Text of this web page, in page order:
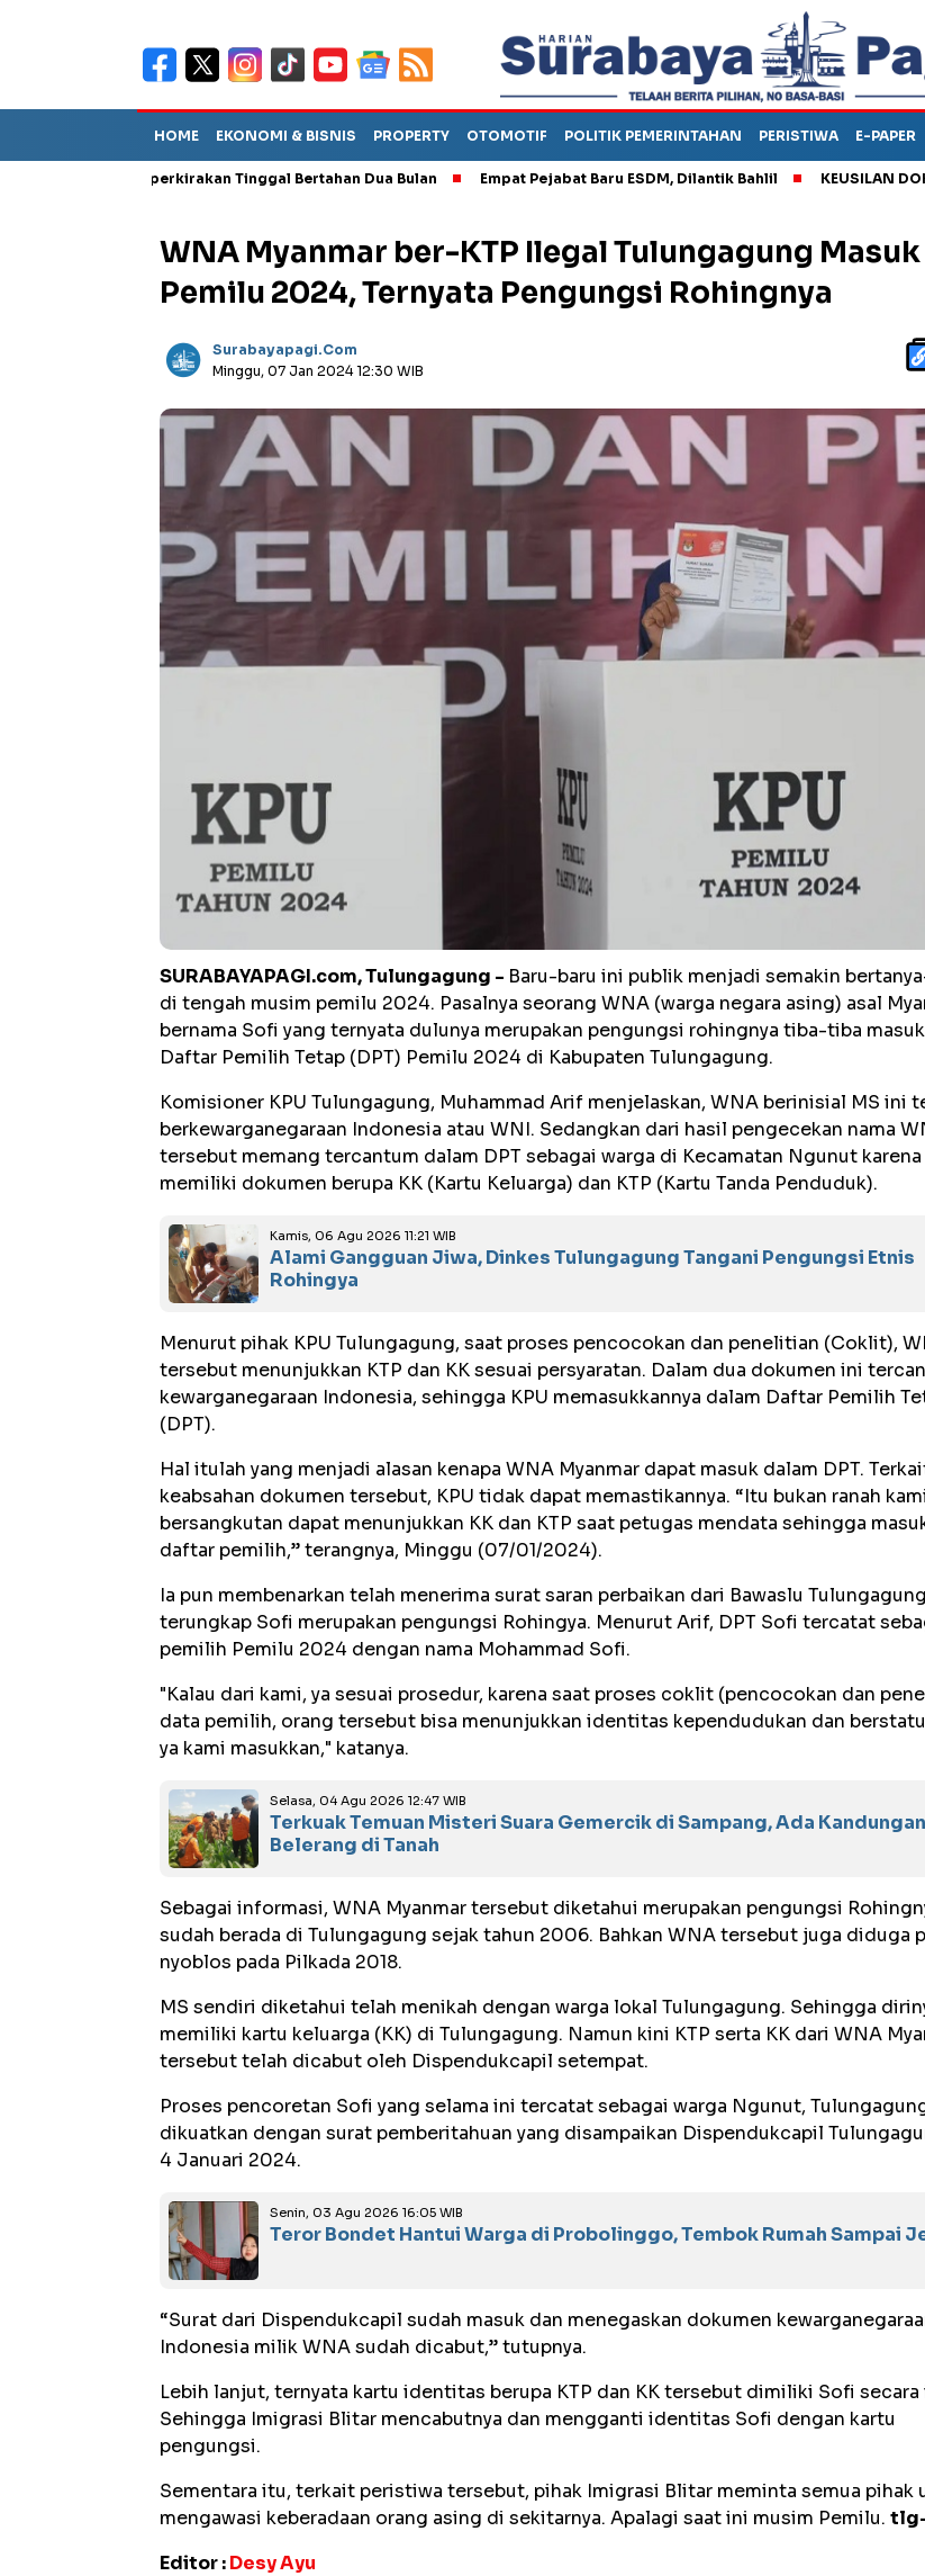
HOME EKONOMI & BISNIS PROPERTY OTOMOTIF POLITIK PEMERINTAHAN PERISTIWA E-PAPER
TPA Diperkirakan Tinggal Bertahan Dua Bulan Empat Pejabat Baru ESDM, Dilantik Bahlil KEUSILAN DOKTER
WNA Myanmar ber-KTP Ilegal Tulungagung Masuk
Pemilu 2024, Ternyata Pengungsi Rohingnya
Surabayapagi.com
Minggu, 07 Jan 2024 12:30 WIB
SURABAYAPAGI.com, Tulungagung - Baru-baru ini publik menjadi semakin
di tengah musim pemilu 2024. Pasalnya seorang WNA (warga negara asing) asal
bernama Sofi yang ternyata dulunya merupakan pengungsi rohingnya tiba-tiba
Daftar Pemilih Tetap (DPT) Pemilu 2024 di Kabupaten Tulungagung.
Komisioner KPU Tulungagung, Muhammad Arif menjelaskan, WNA berinisial MS ini
berkewarganegaraan Indonesia atau WNI. Sedangkan dari hasil pengecekan nama
tersebut memang tercantum dalam DPT sebagai warga di Kecamatan Ngunut karena
memiliki dokumen berupa KK (Kartu Keluarga) dan KTP (Kartu Tanda Penduduk).
Kamis, 06 Agu 2026 11:21 WIB
Alami Gangguan Jiwa, Dinkes Tulungagung Tangani Pengungsi Etnis
Rohingya
Menurut pihak KPU Tulungagung, saat proses pencocokan dan penelitian (Coklit),
tersebut menunjukkan KTP dan KK sesuai persyaratan. Dalam dua dokumen ini
kewarganegaraan Indonesia, sehingga KPU memasukkannya dalam Daftar Pemilih
(DPT).
Hal itulah yang menjadi alasan kenapa WNA Myanmar dapat masuk dalam DPT.
keabsahan dokumen tersebut, KPU tidak dapat memastikannya. “Itu bukan ranah
bersangkutan dapat menunjukkan KK dan KTP saat petugas mendata sehingga
daftar pemilih,” terangnya, Minggu (07/01/2024).
Ia pun membenarkan telah menerima surat saran perbaikan dari Bawaslu
terungkap Sofi merupakan pengungsi Rohingya. Menurut Arif, DPT Sofi tercatat
pemilih Pemilu 2024 dengan nama Mohammad Sofi.
"Kalau dari kami, ya sesuai prosedur, karena saat proses coklit (pencocokan dan
data pemilih, orang tersebut bisa menunjukkan identitas kependudukan dan
ya kami masukkan," katanya.
Selasa, 04 Agu 2026 12:47 WIB
Terkuak Temuan Misteri Suara Gemercik di Sampang, Ada Kandungan
Belerang di Tanah
Sebagai informasi, WNA Myanmar tersebut diketahui merupakan pengungsi
sudah berada di Tulungagung sejaktahun 2006. Bahkan WNA tersebut juga diduga
nyoblos pada Pilkada 2018.
MS sendiri diketahui telah menikah dengan warga lokal Tulungagung. Sehingga
memiliki kartu keluarga (KK) di Tulungagung. Namun kini KTP serta KK dari WNA
tersebut telah dicabut oleh Dispendukcapil setempat.
Proses pencoretan Sofi yang selama ini tercatat sebagai warga Ngunut,
dikuatkan dengan surat pemberitahuan yang disampaikan Dispendukcapil
4 Januari 2024.
Senin, 03 Agu 2026 16:05 WIB
Teror Bondet Hantui Warga di Probolinggo, Tembok Rumah Sampai
“Surat dari Dispendukcapil sudah masuk dan menegaskan dokumen
Indonesia milik WNA sudah dicabut,” tutupnya.
Lebih lanjut, ternyata kartu identitas berupa KTP dan KK tersebut dimiliki Sofi secara
Sehingga Imigrasi Blitar mencabutnya dan mengganti identitas Sofi dengan kartu
pengungsi.
Sementara itu, terkait peristiwa tersebut, pihak Imigrasi Blitar meminta semua pihak
mengawasi keberadaan orang asing di sekitarnya. Apalagi saat ini musim Pemilu.
Editor :Desy Ayu